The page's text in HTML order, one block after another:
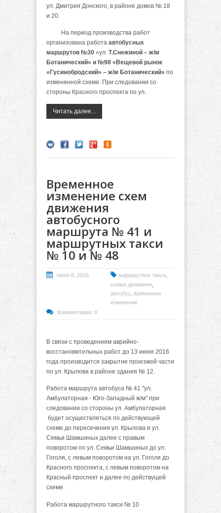
ул. Дмитрия Донского, в районе домов № 18
и 20.
На период производства работ
организована работа автобусных
маршрутов №30 «ул. Т.Снежиной – ж/м
Ботанический» и №98 «Вещевой рынок
«Гусинобродский» – ж/м Ботанический» по
измененной схеме. При следовании со
стороны Красного проспекта по ул.
Читать далее...
Временное
изменение схем
движения
автобусного
маршрута № 41 и
маршрутных такси
№ 10 и № 48
июня 8, 2016 маршрутное такси,
схема движения,
автобус, временное
изменение
Комментарии: 0
В связи с проведением аврийно-
восстановмтельных работ до 13 июня 2016
года производится закрытие проезжей части
по ул. Крылова в районе здания № 12.
Работа маршрута автобуса № 41 "ул.
Амбулаторная - Юго-Западный ж/м" при
следовании со стороны ул. Амбулаторная
будет осуществляться по действующей
схеме до пересечения ул. Крылова и ул.
Семьи Шамшиных далее с правым
поворотом по ул. Семьи Шамшиных до ул.
Гоголя, с левым поворотом на ул. Гоголя до
Красного проспекта, с левым поворотом на
Красный проспект и далее по действущей
схеме.
Работа маршрутного такси № 10